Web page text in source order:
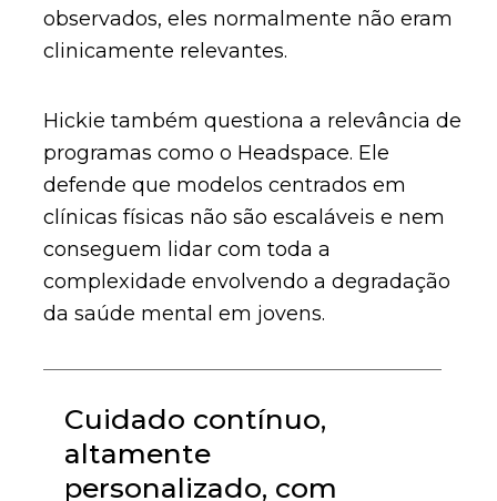
observados, eles normalmente não eram
clinicamente relevantes.
Hickie também questiona a relevância de
programas como o Headspace. Ele
defende que modelos centrados em
clínicas físicas não são escaláveis e nem
conseguem lidar com toda a
complexidade envolvendo a degradação
da saúde mental em jovens.
Cuidado contínuo,
altamente
personalizado, com